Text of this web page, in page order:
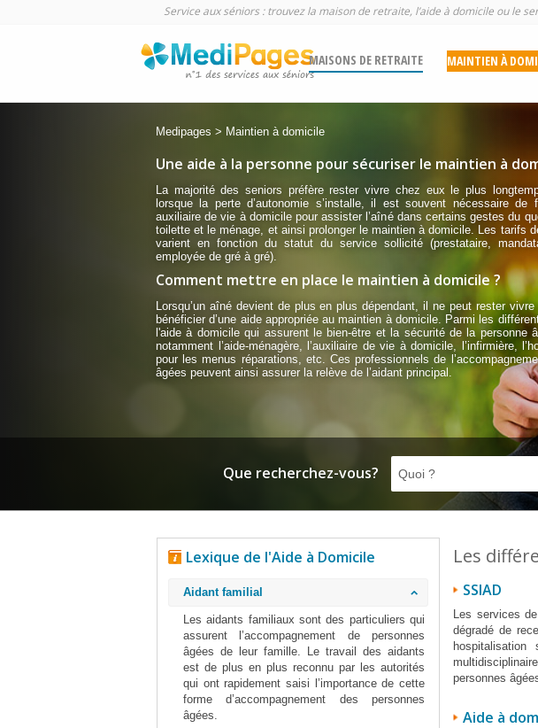
Service aux séniors : trouvez la maison de retraite, l’aide à domicile ou le
MAISONS DE RETRAITE MAINTIEN À
Medipages > Maintien à domicile
Une aide à la personne pour sécuriser le maintien à
La majorité des seniors préfère rester vivre chez eux le plus
lorsque la perte d’autonomie s’installe, il est souvent nécessaire de
auxiliaire de vie à domicile pour assister l’aîné dans certains gestes du
toilette et le ménage, et ainsi prolonger le maintien à domicile. Les tarifs
varient en fonction du statut du service sollicité (prestataire,
employée de gré à gré).
Comment mettre en place le maintien à domicile ?
Lorsqu’un aîné devient de plus en plus dépendant, il ne peut rester
bénéficier d’une aide appropriée au maintien à domicile. Parmi les
l'aide à domicile qui assurent le bien-être et la sécurité de la personne
notamment l’aide-ménagère, l’auxiliaire de vie à domicile, l’infirmière,
pour les menus réparations, etc. Ces professionnels de
âgées peuvent ainsi assurer la relève de l’aidant principal.
Que recherchez-vous? Quoi ?
Lexique de l'Aide à Domicile
Aidant familial
Les aidants familiaux sont des particuliers qui
assurent l’accompagnement de personnes
âgées de leur famille. Le travail des aidants
est de plus en plus reconnu par les autorités
qui ont rapidement saisi l’importance de cette
forme d’accompagnement des personnes
âgées.
Les
SSIAD
Les services
dégradé de
personnes
Aide à